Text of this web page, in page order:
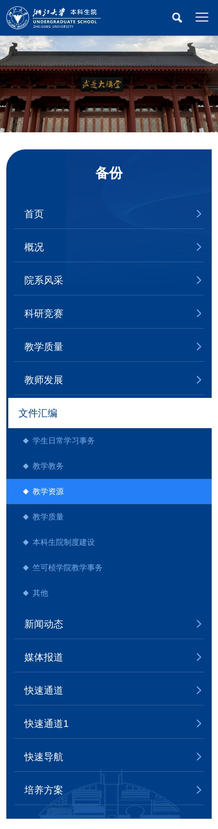
备份
首页
概况
院系风采
科研竞赛
教学质量
教师发展
文件汇编
学生日常学习事务
教学教务
教学资源
教学质量
本科生院制度建设
竺可桢学院教学事务
其他
新闻动态
媒体报道
快速通道
快速通道1
快速导航
培养方案